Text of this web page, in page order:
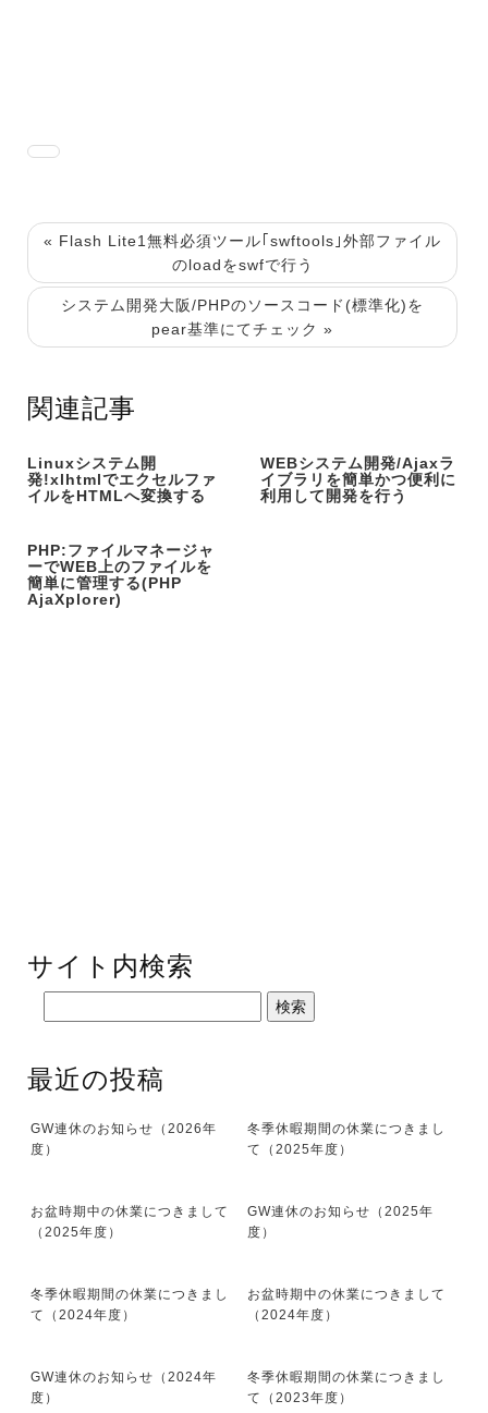
« Flash Lite1無料必須ツール｢swftools｣外部ファイル
のloadをswfで行う
システム開発大阪/PHPのソースコード(標準化)を
pear基準にてチェック »
関連記事
Linuxシステム開
発!xlhtmlでエクセルファ
イルをHTMLへ変換する
WEBシステム開発/Ajaxラ
イブラリを簡単かつ便利に
利用して開発を行う
PHP:ファイルマネージャ
ーでWEB上のファイルを
簡単に管理する(PHP
AjaXplorer)
サイト内検索
最近の投稿
GW連休のお知らせ（2026年
度）
冬季休暇期間の休業につきまし
て（2025年度）
お盆時期中の休業につきまして
（2025年度）
GW連休のお知らせ（2025年
度）
冬季休暇期間の休業につきまし
て（2024年度）
お盆時期中の休業につきまして
（2024年度）
GW連休のお知らせ（2024年
度）
冬季休暇期間の休業につきまし
て（2023年度）